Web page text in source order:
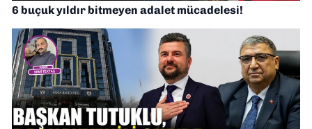
6 buçuk yıldır bitmeyen adalet mücadelesi!